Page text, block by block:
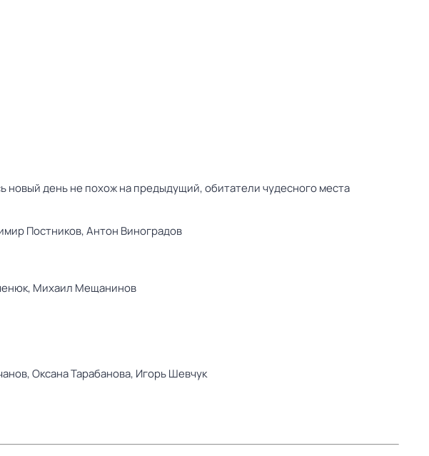
новый день не похож на предыдущий, обитатели чудесного места
Постников,Антон Виноградов
Михаил Мещанинов
Оксана Тарабанова, Игорь Шевчук